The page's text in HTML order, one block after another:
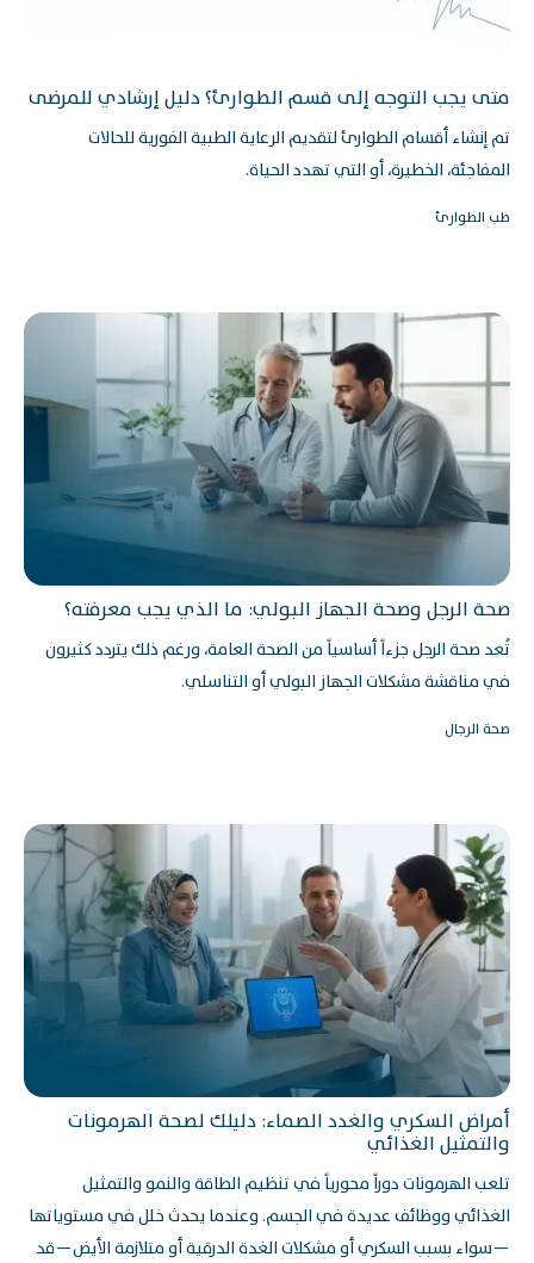
متى يجب التوجه إلى قسم الطوارئ؟ دليل إرشادي للمرضى
تم إنشاء أقسام الطوارئ لتقديم الرعاية الطبية الفورية للحالات
المفاجئة، الخطيرة، أو التي تهدد الحياة.
طب الطوارئ
صحة الرجل وصحة الجهاز البولي: ما الذي يجب معرفته؟
تُعد صحة الرجل جزءاً أساسياً من الصحة العامة، ورغم ذلك يتردد كثيرون
في مناقشة مشكلات الجهاز البولي أو التناسلي.
أمراض السكري والغدد الصماء: دليلك لصحة الهرمونات
والتمثيل الغذائي
تلعب الهرمونات دوراً محورياً في تنظيم الطاقة والنمو والتمثيل
الغذائي ووظائف عديدة في الجسم. وعندما يحدث خلل في مستوياتها
—سواء بسبب السكري أو مشكلات الغدة الدرقية أو متلازمة الأيض—قد